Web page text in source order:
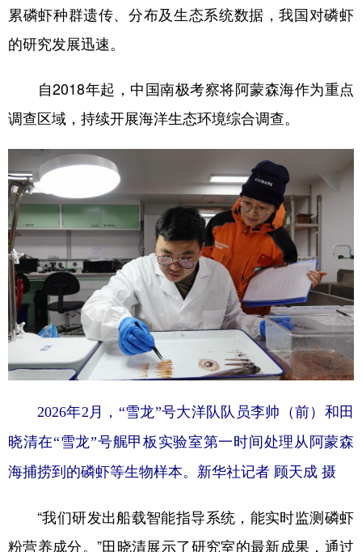
累磷虾种群遗传、分布及生态系统数据，我国对磷虾
的研究发展迅速。
自2018年起，中国南极考察将阿蒙森海作为重点
调查区域，持续开展海洋生态环境综合调查。
2026年2月，“雪龙”号大洋队队员李帅（前）和田
晓清在“雪龙”号艉甲板实验室第一时间处理从阿蒙森
海捕捞到的磷虾等生物样本。新华社记者 顾天成 摄
“我们研发出船载智能指导系统，能实时监测磷虾
粉营养成分。”田晓清展示了研究室的最新成果，通过